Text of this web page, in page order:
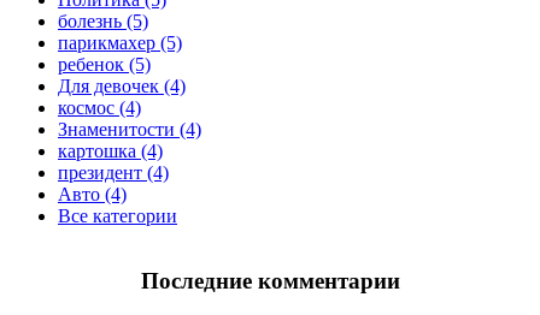
болезнь (5)
парикмахер (5)
ребенок (5)
Для девочек (4)
космос (4)
Знаменитости (4)
картошка (4)
президент (4)
Авто (4)
Все категории
Последние комментарии